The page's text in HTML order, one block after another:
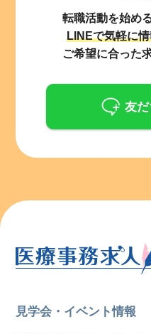
転職活動を始め
LINEで気軽に
ご希望に合った
友
見学会・イベント情報